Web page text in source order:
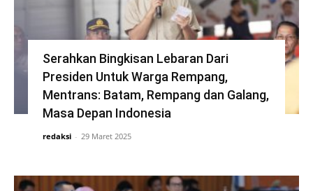
Serahkan Bingkisan Lebaran Dari
Presiden Untuk Warga Rempang,
Mentrans: Batam, Rempang dan Galang,
Masa Depan Indonesia
redaksi - 29 Maret 2025